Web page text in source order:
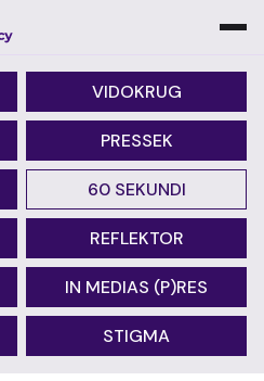
VIDOKRUG
PRESSEK
60 SEKUNDI
REFLEKTOR
IN MEDIAS (P)RES
STIGMA